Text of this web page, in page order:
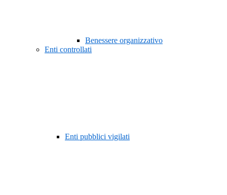
Benessere organizzativo
Enti controllati
Enti pubblici vigilati